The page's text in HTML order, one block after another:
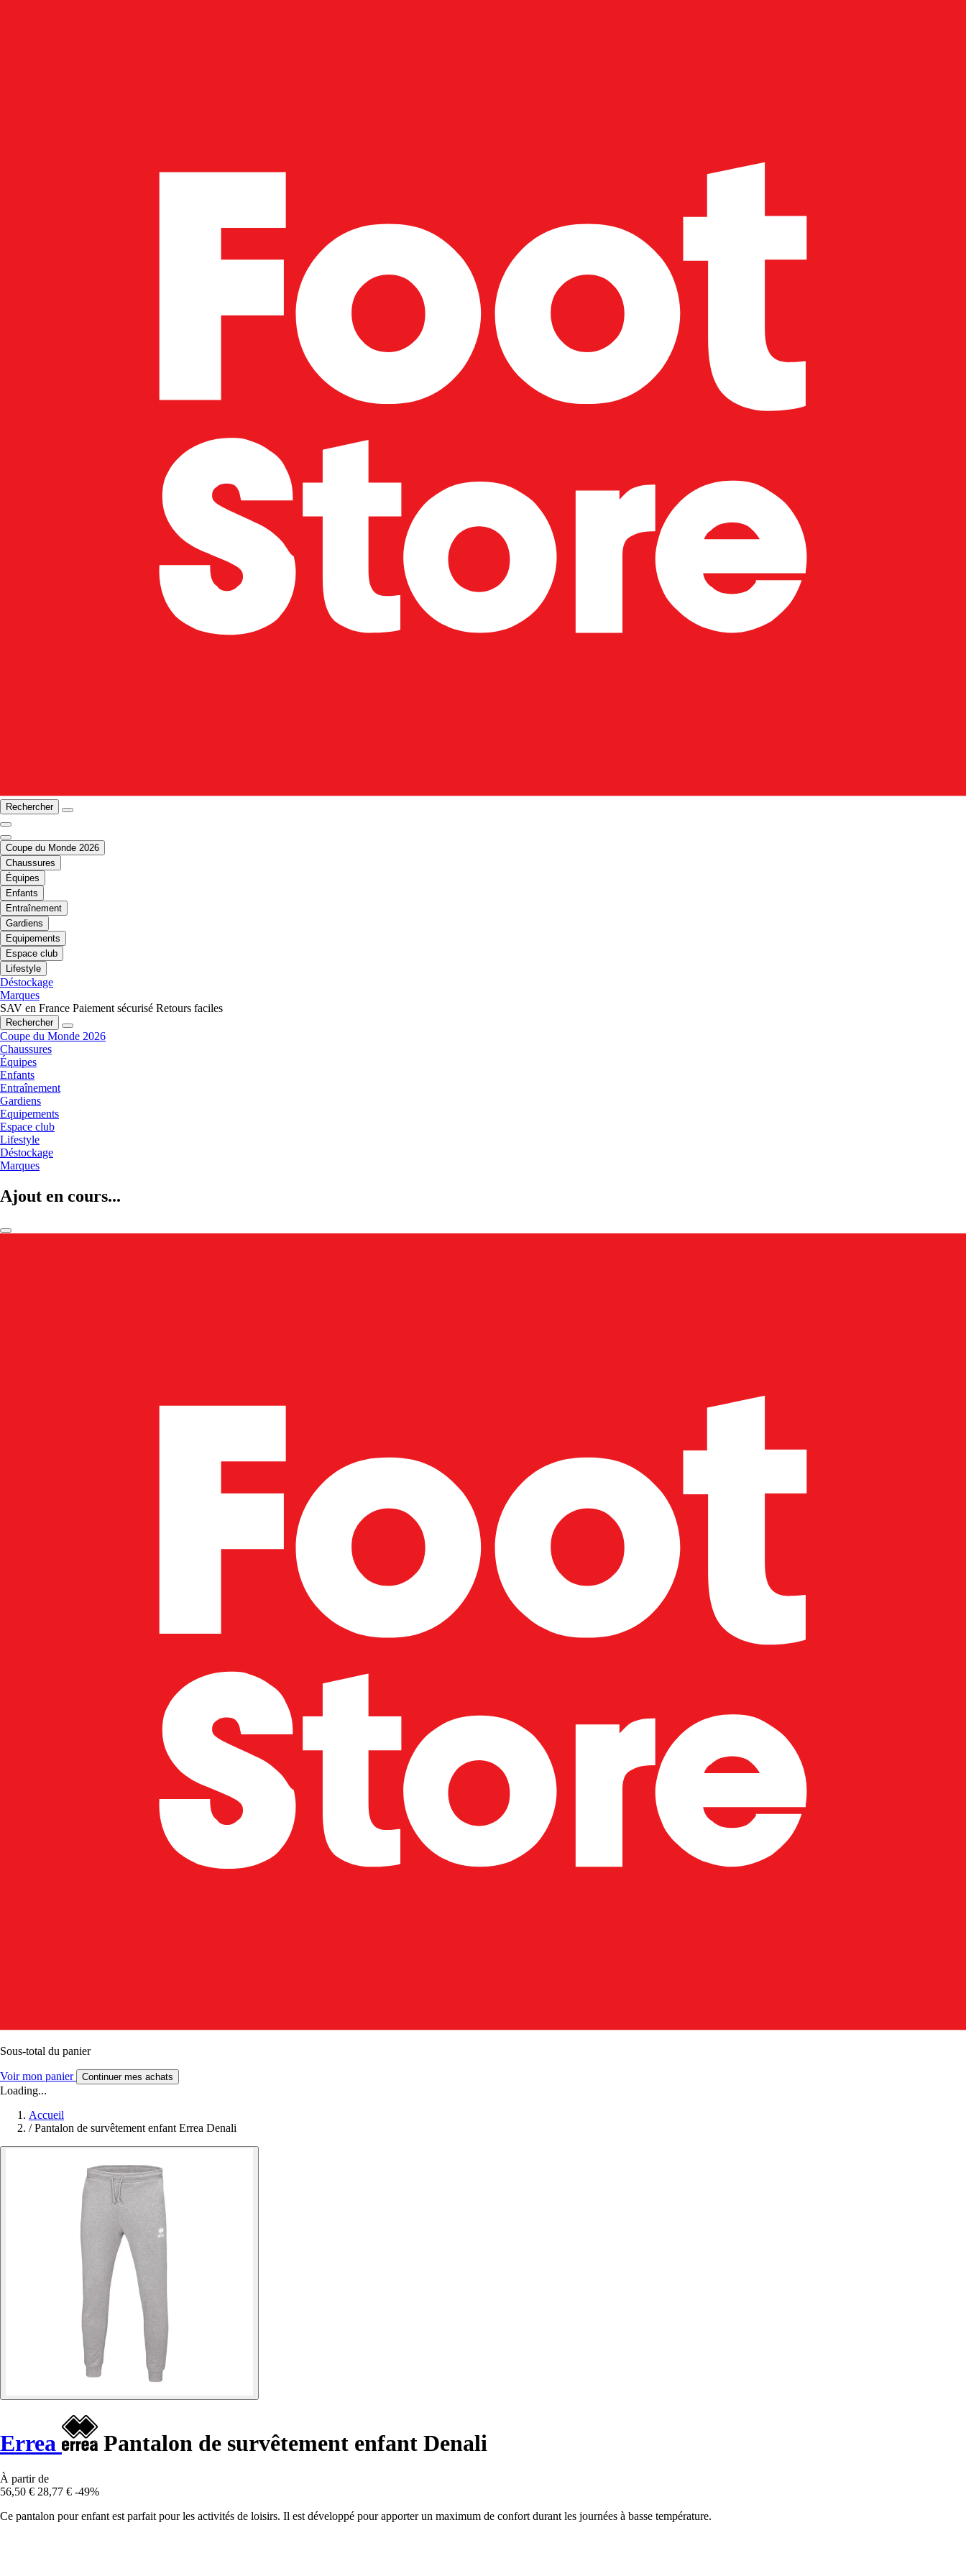
Rechercher
Coupe du Monde 2026
Chaussures
Équipes
Enfants
Entraînement
Gardiens
Equipements
Espace club
Lifestyle
Déstockage
Marques
SAV en France Paiement sécurisé Retours faciles
Rechercher
Coupe du Monde 2026
Chaussures
Équipes
Enfants
Entraînement
Gardiens
Equipements
Espace club
Lifestyle
Déstockage
Marques
Ajout en cours...
Sous-total du panier
Voir mon panier Continuer mes achats
Loading...
Accueil
/ Pantalon de survêtement enfant Errea Denali
Errea Pantalon de survêtement enfant Denali
À partir de
56,50 € 28,77 € -49%
Ce pantalon pour enfant est parfait pour les activités de loisirs. Il est développé pour apporter un maximum de confort durant les journées à basse température.